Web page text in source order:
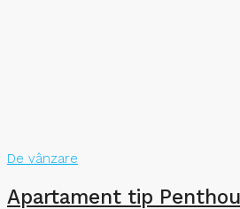
De vânzare
Apartament tip